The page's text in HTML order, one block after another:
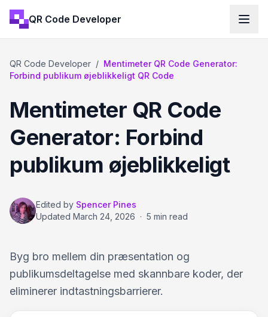
QR Code Developer
QR Code Developer / Mentimeter QR Code Generator:
Forbind publikum øjeblikkeligt QR Code
Mentimeter QR Code
Generator: Forbind
publikum øjeblikkeligt
Edited by Spencer Pines
Updated March 24, 2026 · 5 min read
Byg bro mellem din præsentation og
publikumsdeltagelse med skannbare koder, der
eliminerer indtastningsbarrierer.